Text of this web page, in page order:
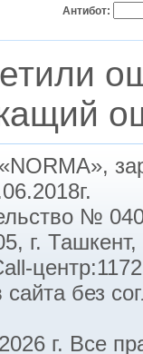
Антибот:
№
г.
без
г. Все